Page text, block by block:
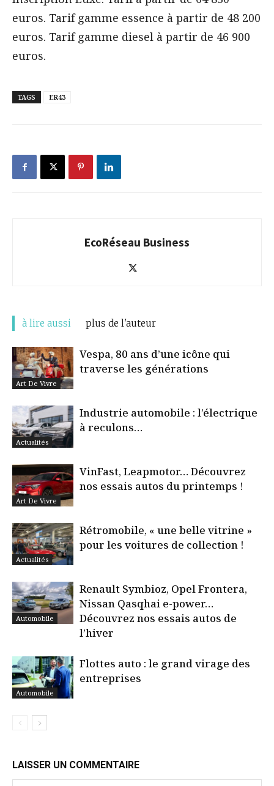
euros. Tarif gamme essence à partir de 48 200
euros. Tarif gamme diesel à partir de 46 900
euros.
TAGS ER43
EcoRéseau Business
à lire aussi plus de l'auteur
Art De Vivre
Vespa, 80 ans d’une icône qui
traverse les générations
Actualités
Industrie automobile : l’électrique
à reculons…
Art De Vivre
VinFast, Leapmotor… Découvrez
nos essais autos du printemps !
Actualités
Rétromobile, « une belle vitrine »
pour les voitures de collection !
Automobile
Renault Symbioz, Opel Frontera,
Nissan Qasqhai e-power…
Découvrez nos essais autos de
l’hiver
Automobile
Flottes auto : le grand virage des
entreprises
LAISSER UN COMMENTAIRE